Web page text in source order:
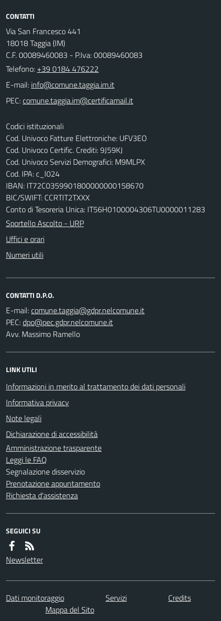
CONTATTI
Via San Francesco 441
18018 Taggia (IM)
C.F. 00089460083 - P.Iva: 00089460083
Telefono: +39 0184 476222
E-mail:
PEC:
Codici istituzionali
Cod. Univoco Fatture Elettroniche: UFV3EO
Cod. Univoco Certific. Crediti: 9J59KJ
Cod. Univoco Servizi Demografici: M9MLPX
Cod. IPA: c_l024
IBAN: IT72C0359901800000000158670
BIC/SWIFT: CCRTIT2TXXX
Conto di Tesoreria Unica: IT56H0100004306TU0000011283
Sportello Ascolto - URP
Uffici e orari
Numeri utili
CONTATTI D.P.O.
E-mail:
PEC:
Avv. Massimo Ramello
LINK UTILI
Informazioni in merito al trattamento dei dati personali
Informativa privacy
Note legali
Dichiarazione di accessibilità
Amministrazione trasparente
Leggi le FAQ
Segnalazione disservizio
Prenotazione appuntamento
Richiesta d'assistenza
SEGUICI SU
Newsletter
Dati monitoraggio Servizi
Credits
Mappa del Sito